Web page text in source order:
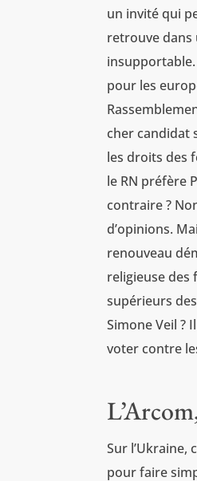
un invité qui
retrouve dans
pour les
cher candidat
les droits des
le RN préfère
contraire ?
d’opinions.
renouveau
religieuse des
supérieurs
Simone Veil ?
voter contre
Sur l’Ukraine,
pour faire